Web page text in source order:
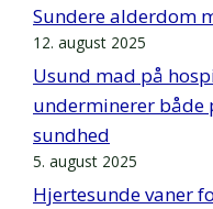
Sundere alderdom
12. august 2025
Usund mad på
underminerer både
sundhed
5. august 2025
Hjertesunde vaner